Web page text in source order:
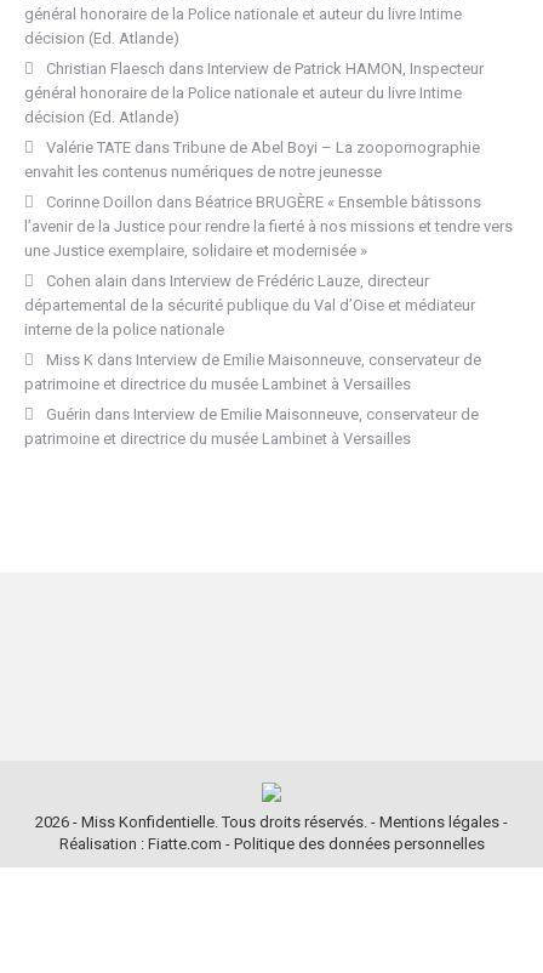
général honoraire de la Police nationale et auteur du livre Intime
décision (Ed. Atlande)
Christian Flaesch dans Interview de Patrick HAMON, Inspecteur
général honoraire de la Police nationale et auteur du livre Intime
décision (Ed. Atlande)
Valérie TATE dans Tribune de Abel Boyi – La zoopornographie
envahit les contenus numériques de notre jeunesse
Corinne Doillon dans Béatrice BRUGÈRE « Ensemble bâtissons
l’avenir de la Justice pour rendre la fierté à nos missions et tendre vers
une Justice exemplaire, solidaire et modernisée »
Cohen alain dans Interview de Frédéric Lauze, directeur
départemental de la sécurité publique du Val d’Oise et médiateur
interne de la police nationale
Miss K dans Interview de Emilie Maisonneuve, conservateur de
patrimoine et directrice du musée Lambinet à Versailles
Guérin dans Interview de Emilie Maisonneuve, conservateur de
patrimoine et directrice du musée Lambinet à Versailles
2026 - Miss Konfidentielle. Tous droits réservés. - Mentions légales -
Réalisation : Fiatte.com - Politique des données personnelles